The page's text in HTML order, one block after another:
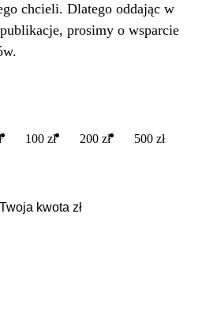
chcieli. Dlatego oddając w
prosimy o wsparcie
100 zł 200 zł 500 zł